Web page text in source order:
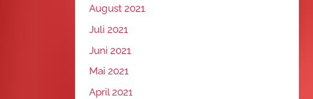
August 2021
Juli 2021
Juni 2021
Mai 2021
April 2021